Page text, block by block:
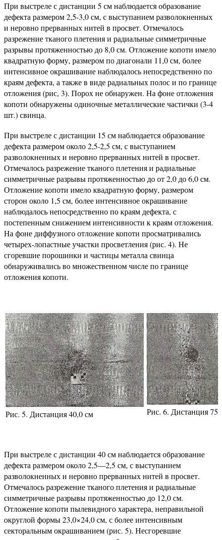
При выстреле с дистанции 5 см наблюдается образование
дефекта размером 2,5-3,0 см, с выступанием разволокненных
и неровно прерванных нитей в просвет. Отмечалось
разрежение тканого плетения и радиальные симметричные
разрывы протяженностью до 8,0 см. Отложение копоти имело
квадратную форму, размером по диагонали 11,0 см, более
интенсивное окрашивание наблюдалось непосредственно по
краям дефекта, а также в виде радиальных полос и по границе
отложения (рис, 3). Порох не обнаружен. На фоне отложения
копоти обнаружены одиночные металлические частички (3-4
шт.) свинца.
При выстреле с дистанции 15 см наблюдается образование
дефекта размером около 2,5-2,5 см, с выступанием
разволокненных и неровно прерванных нитей в просвет.
Отмечалось разрежение тканого плетения и радиальные
симметричные разрывы протяженностью до от 2,0 до 6,0 см.
Отложение копоти имело квадратную форму, размером
сторон около 1,5 см, более интенсивное окрашивание
наблюдалось непосредственно по краям дефекта, с
постепенным снижением интенсивности к краям отложения.
На фоне диффузного отложение копоти просматривались
четырех-лопастные участки просветления (рис. 4). Не
сгоревшие порошинки и частицы металла свинца
обнаруживались во множественном числе по границе
отложения копоти.
Рис. 5. Дистанция 40,0 см Рис. 6. Дистанция
При выстреле с дистанции 40 см наблюдается образование
дефекта размером около 2,5—2,5 см, с выступанием
разволокненных и неровно прерванных нитей в просвет.
Отмечалось разрежение тканого плетения и радиальные
симметричные разрывы протяженностью до 12,0 см.
Отложение копоти пылевидного характера, неправильной
округлой формы 23,0×24,0 см, с более интенсивным
секторальным окрашиванием (рис. 5). Несгоревшие